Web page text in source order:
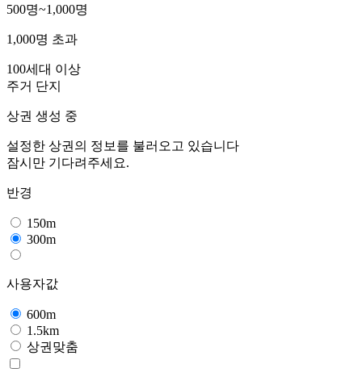
500명~1,000명
1,000명 초과
100세대 이상
주거 단지
상권 생성 중
설정한 상권의 정보를 불러오고 있습니다
잠시만 기다려주세요.
반경
150m
300m
사용자값
600m
1.5km
상권맞춤